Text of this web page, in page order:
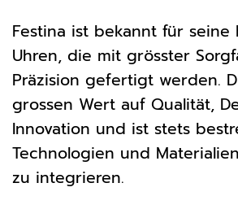
Festina ist bekannt für
Uhren, die mit grösster
Präzision gefertigt werden.
grossen Wert auf Qualität,
Innovation und ist stets
Technologien und
zu integrieren.